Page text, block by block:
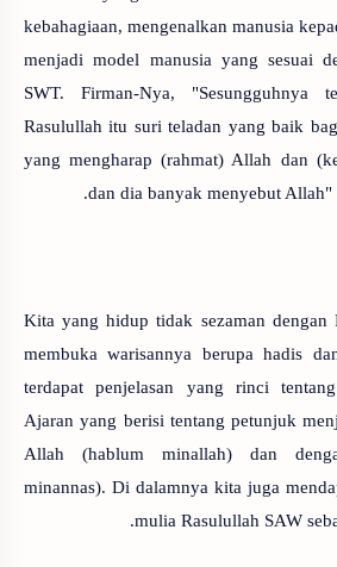
kebahagiaan, mengenalkan manusia
menjadi model manusia yang sesuai
SWT. Firman-Nya,
Rasulullah itu suri teladan yang baik
yang mengharap (rahmat) Allah dan
dan dia banyak menyebut
Kita yang hidup tidak sezaman dengan
membuka warisannya berupa hadis
terdapat penjelasan yang rinci
Ajaran yang berisi tentang petunjuk
Allah (hablum minallah) dan
minannas). Di dalamnya kita juga
mulia Rasulullah SAW